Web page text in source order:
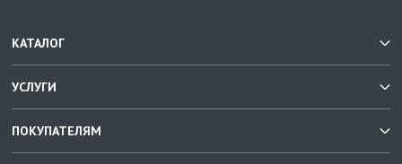
КАТАЛОГ
УСЛУГИ
ПОКУПАТЕЛЯМ